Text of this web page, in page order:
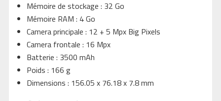
Mémoire de stockage : 32 Go
Mémoire RAM : 4 Go
Camera principale : 12 + 5 Mpx Big Pixels
Camera frontale : 16 Mpx
Batterie : 3500 mAh
Poids : 166 g
Dimensions : 156.05 x 76.18 x 7.8 mm